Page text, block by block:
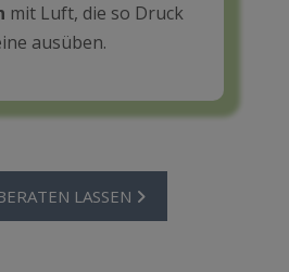
mit Luft, die so Druck
ausüben.
LASSEN